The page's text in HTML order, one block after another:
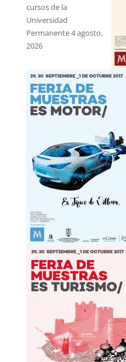
cursos de la
Universidad
Permanente4 agosto,
2026